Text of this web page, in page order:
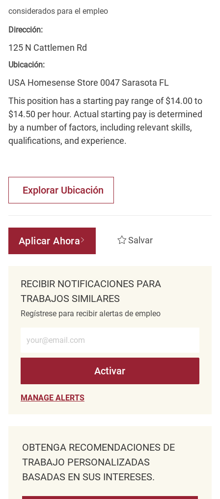
considerados para el empleo
Dirección:
125 N Cattlemen Rd
Ubicación:
USA Homesense Store 0047 Sarasota FL
This position has a starting pay range of $14.00 to
$14.50 per hour. Actual starting pay is determined
by a number of factors, including relevant skills,
qualifications, and experience.
Explorar Ubicación
Aplicar Ahora Salvar
RECIBIR NOTIFICACIONES PARA
TRABAJOS SIMILARES
Regístrese para recibir alertas de empleo
Activar
MANAGE ALERTS
OBTENGA RECOMENDACIONES DE
TRABAJO PERSONALIZADAS
BASADAS EN SUS INTERESES.